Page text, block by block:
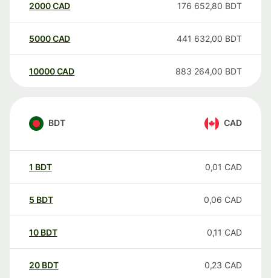
2000CAD 176 652,80 BDT
5000CAD 441 632,00 BDT
10000 CAD 883 264,00 BDT
BDT CAD
1 BDT 0,01 CAD
5 BDT 0,06 CAD
10 BDT 0,11 CAD
20 BDT 0,23 CAD